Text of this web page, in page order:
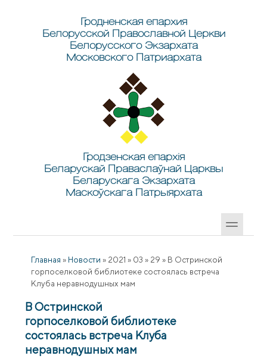
Гродненская епархия
Белорусской Православной Церкви
Белорусского Экзархата
Московского Патриархата
Гродзенская епархія
Беларускай Праваслаўнай Царквы
Беларускага Экзархата
Маскоўскага Патрыярхата
Главная » Новости » 2021 » 03 » 29 » В Остринской
горпоселковой библиотеке состоялась встреча
Клуба неравнодушных мам
В Остринской
горпоселковой библиотеке
состоялась встреча Клуба
неравнодушных мам